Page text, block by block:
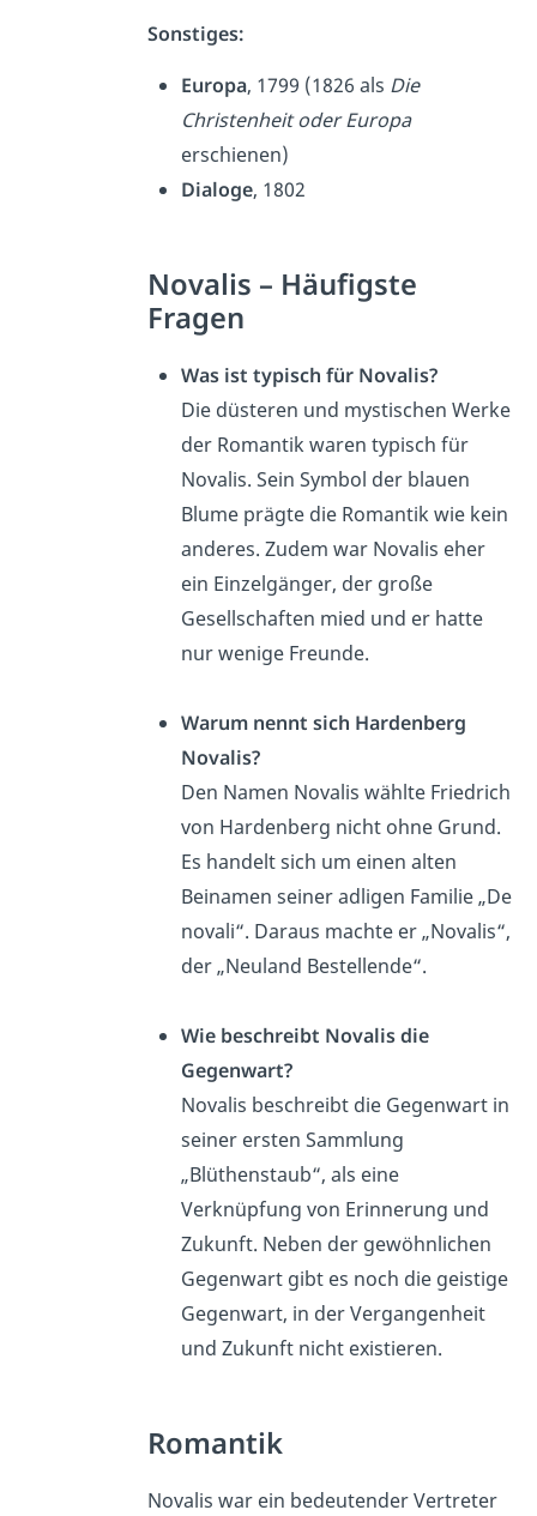
Sonstiges:
Europa, 1799 (1826 als Die
Christenheit oder Europa
erschienen)
Dialoge, 1802
Novalis – Häufigste
Fragen
Was ist typisch für Novalis?
Die düsteren und mystischen Werke
der Romantik waren typisch für
Novalis. Sein Symbol der blauen
Blume prägte die Romantik wie kein
anderes. Zudem war Novalis eher
ein Einzelgänger, der große
Gesellschaften mied und er hatte
nur wenige Freunde.
Warum nennt sich Hardenberg
Novalis?
Den Namen Novalis wählte Friedrich
von Hardenberg nicht ohne Grund.
Es handelt sich um einen alten
Beinamen seiner adligen Familie „De
novali“. Daraus machte er „Novalis“,
der „Neuland Bestellende“.
Wie beschreibt Novalis die
Gegenwart?
Novalis beschreibt die Gegenwart in
seiner ersten Sammlung
„Blüthenstaub“, als eine
Verknüpfung von Erinnerung und
Zukunft. Neben der gewöhnlichen
Gegenwart gibt es noch die geistige
Gegenwart, in der Vergangenheit
und Zukunft nicht existieren.
Romantik
Novalis war ein bedeutender Vertreter